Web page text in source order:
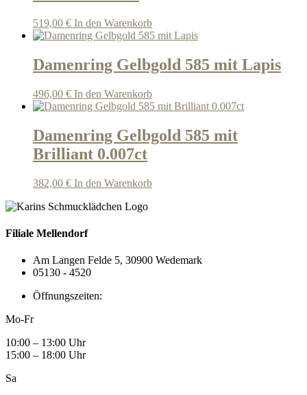
519,00 € In den Warenkorb
Damenring Gelbgold 585 mit Lapis
496,00 € In den Warenkorb
Damenring Gelbgold 585 mit
Brilliant 0.007ct
382,00 € In den Warenkorb
Filiale Mellendorf
Am Langen Felde 5, 30900 Wedemark
05130 - 4520
Öffnungszeiten:
Mo-Fr
10:00 – 13:00 Uhr
15:00 – 18:00 Uhr
Sa